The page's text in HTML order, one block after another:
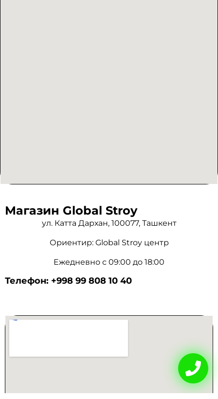
Магазин Global Stroy
ул. Катта Дархан, 100077, Ташкент
Ориентир: Global Stroy центр
Ежедневно с 09:00 до 18:00
Телефон: +998 99 808 10 40